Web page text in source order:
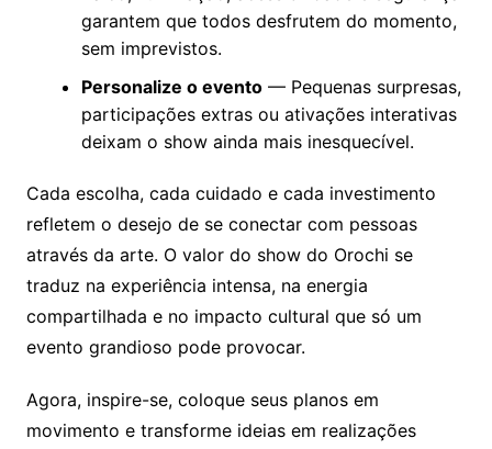
garantem que todos desfrutem do momento,
sem imprevistos.
Personalize o evento— Pequenas surpresas,
participações extras ou ativações interativas
deixam o show ainda mais inesquecível.
Cada escolha, cada cuidado e cada investimento
refletem o desejo de se conectar com pessoas
através da arte. O valor do show do Orochi se
traduz na experiência intensa, na energia
compartilhada e no impacto cultural que só um
evento grandioso pode provocar.
Agora, inspire-se, coloque seus planos em
movimento e transforme ideias em realizações